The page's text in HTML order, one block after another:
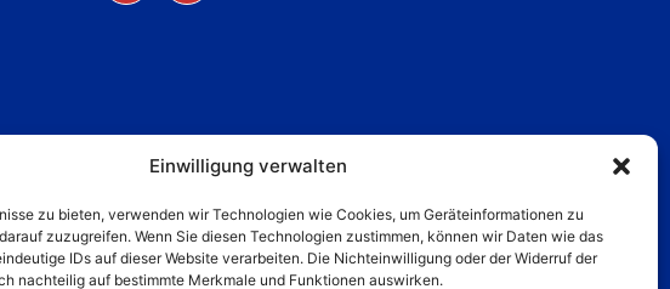
Einwilligung verwalten
zu bieten, verwenden wir Technologien wie Cookies, um Geräteinformationen zu
zuzugreifen. Wenn Sie diesen Technologien zustimmen, können wir Daten wie das
IDs auf dieser Website verarbeiten. Die Nichteinwilligung oder der Widerruf der
nachteilig auf bestimmte Merkmale und Funktionen auswirken.